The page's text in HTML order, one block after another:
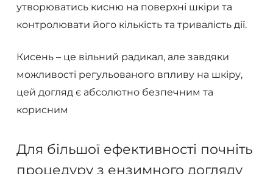
утворюватись кисню на поверхні шкіри та
контролювати його кількість та тривалість дії.
Кисень – це вільний радикал, але завдяки
можливості регульованого впливу на шкіру,
цей догляд є абсолютно безпечним та
корисним
Для більшої ефективності почніть
процедуру з ензимного догляду